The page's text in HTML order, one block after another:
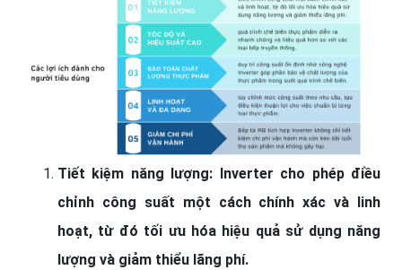
Tiết kiệm năng lượng: Inverter cho phép điều
chỉnh công suất một cách chính xác và linh
hoạt, từ đó tối ưu hóa hiệu quả sử dụng năng
lượng và giảm thiểu lãng phí.